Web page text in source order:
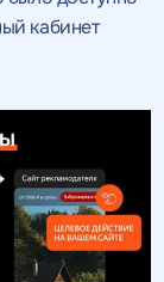
кабинет